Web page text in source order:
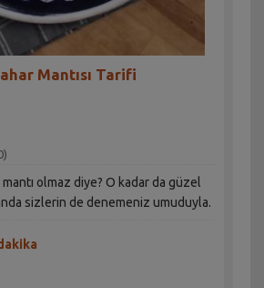
Mantısı Tarifi
olmaz diye? O kadar da güzel
sizlerin de denemeniz umuduyla.